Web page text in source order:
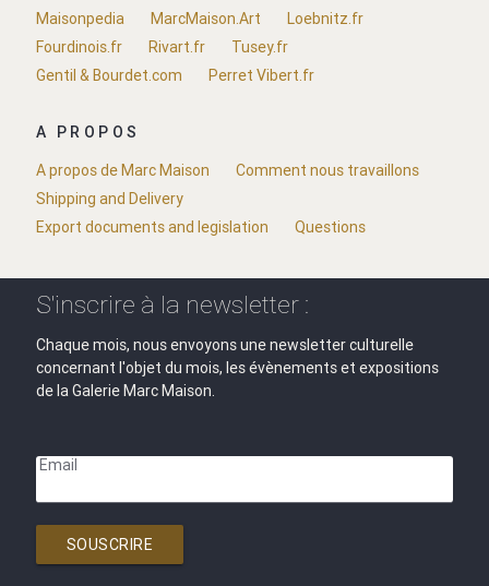
Maisonpedia
MarcMaison.Art
Loebnitz.fr
Fourdinois.fr
Rivart.fr
Tusey.fr
Gentil & Bourdet.com
Perret Vibert.fr
A PROPOS
A propos de Marc Maison
Comment nous travaillons
Shipping and Delivery
Export documents and legislation
Questions
S'inscrire à la newsletter :
Chaque mois, nous envoyons une newsletter culturelle
concernant l'objet du mois, les évènements et expositions
de la Galerie Marc Maison.
Email
SOUSCRIRE